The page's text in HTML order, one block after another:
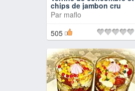
chips de jambon cru
Par maflo
505